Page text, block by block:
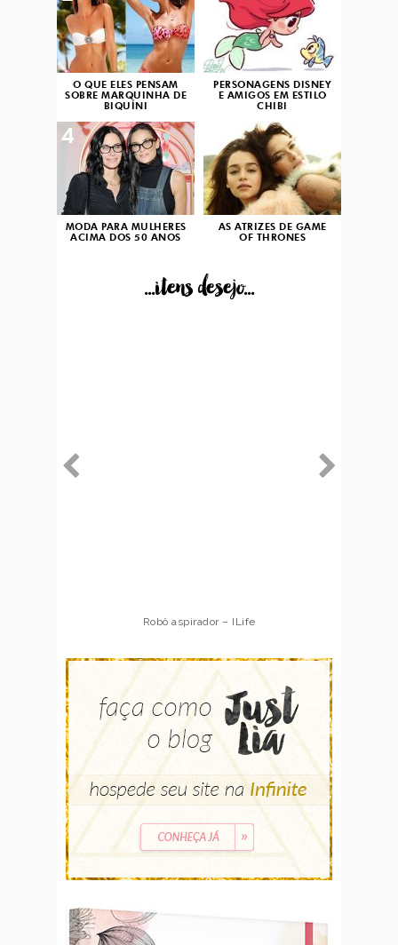
O QUE ELES PENSAM
SOBRE MARQUINHA DE
BIQUÍNI
PERSONAGENS DISNEY
E AMIGOS EM ESTILO
CHIBI
MODA PARA MULHERES
ACIMA DOS 50 ANOS
4
AS ATRIZES DE GAME
OF THRONES
...itens desejo...
Robô aspirador – ILife